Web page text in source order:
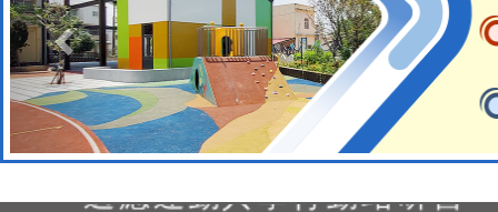
本校115學年度第2次代理
結果公告(無人報名，續辦